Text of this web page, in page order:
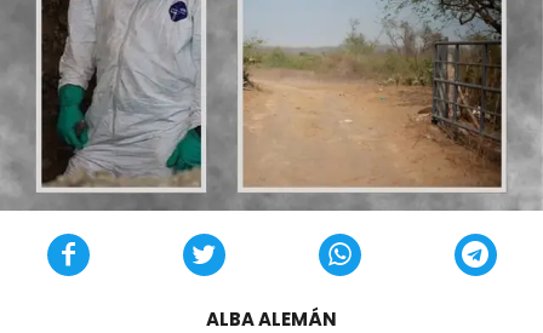
ALBA ALEMÁN